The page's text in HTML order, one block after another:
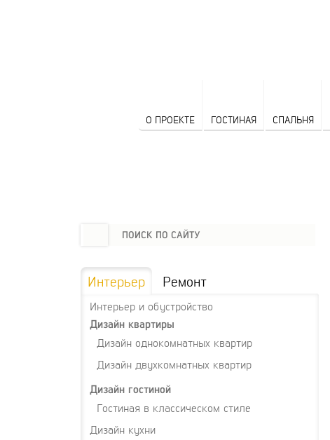
О ПРОЕКТЕ ГОСТИНАЯ СПАЛЬНЯ
Интерьер Ремонт
Интерьер и обустройство
Дизайн квартиры
Дизайн однокомнатных квартир
Дизайн двухкомнатных квартир
Дизайн гостиной
Гостиная в классическом стиле
Дизайн кухни